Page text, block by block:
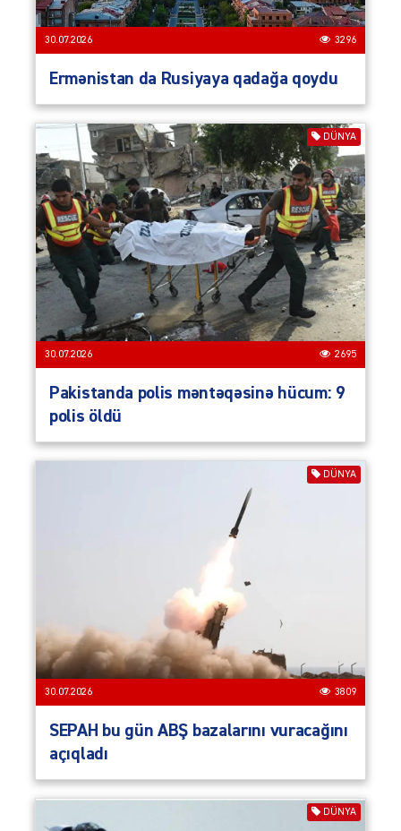
30.07.2026 3296
Ermənistan da Rusiyaya qadağa qoydu
DÜNYA
30.07.2026 2695
Pakistanda polis məntəqəsinə hücum: 9
polis öldü
DÜNYA
30.07.2026 3809
SEPAH bu gün ABŞ bazalarını vuracağını
açıqladı
DÜNYA